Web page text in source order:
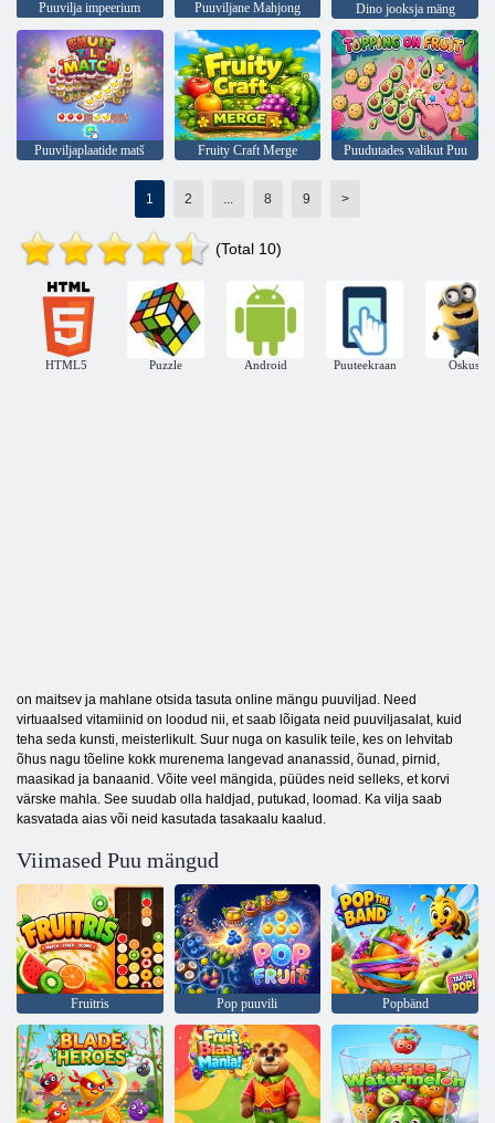
Puuvilja impeerium Puuviljane Mahjong Dino jooksja mäng
Puuviljaplaatide matš Fruity Craft Merge Puudutades valikut Puu
1 2 8 9 >
(Total 10)
HTML5 Puzzle Android Puuteekraan Oskus
on maitsev ja mahlane otsida tasuta online mängu puuviljad. Need
virtuaalsed vitamiinid on loodud nii, et saab lõigata neid puuviljasalat, kuid
teha seda kunsti, meisterlikult. Suur nuga on kasulik teile, kes on lehvitab
õhus nagu tõeline kokk murenema langevad ananassid, õunad, pirnid,
maasikad ja banaanid. Võite veel mängida, püüdes neid selleks, et korvi
värske mahla. See suudab olla haldjad, putukad, loomad. Ka vilja saab
kasvatada aias või neid kasutada tasakaalu kaalud.
Viimased Puu mängud
Fruitris Pop puuvili Popbänd